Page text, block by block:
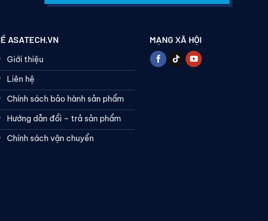
ASATECH.VN
Giới thiệu
Liên hệ
Chính sách bảo hành sản phẩm
Hướng dẫn đổi – trả sản phẩm
Chính sách vận chuyển
MẠNG XÃ HỘI